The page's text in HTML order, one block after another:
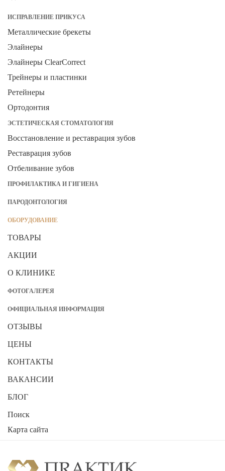
ИСПРАВЛЕНИЕ ПРИКУСА
Металлические брекеты
Элайнеры
Элайнеры ClearCorrect
Трейнеры и пластинки
Ретейнеры
Ортодонтия
ЭСТЕТИЧЕСКАЯ СТОМАТОЛОГИЯ
Восстановление и реставрация зубов
Реставрация зубов
Отбеливание зубов
ПРОФИЛАКТИКА И ГИГИЕНА
ПАРОДОНТОЛОГИЯ
ОБОРУДОВАНИЕ
ТОВАРЫ
АКЦИИ
О КЛИНИКЕ
ФОТОГАЛЕРЕЯ
ОФИЦИАЛЬНАЯ ИНФОРМАЦИЯ
ОТЗЫВЫ
ЦЕНЫ
КОНТАКТЫ
ВАКАНСИИ
БЛОГ
Поиск
Карта сайта